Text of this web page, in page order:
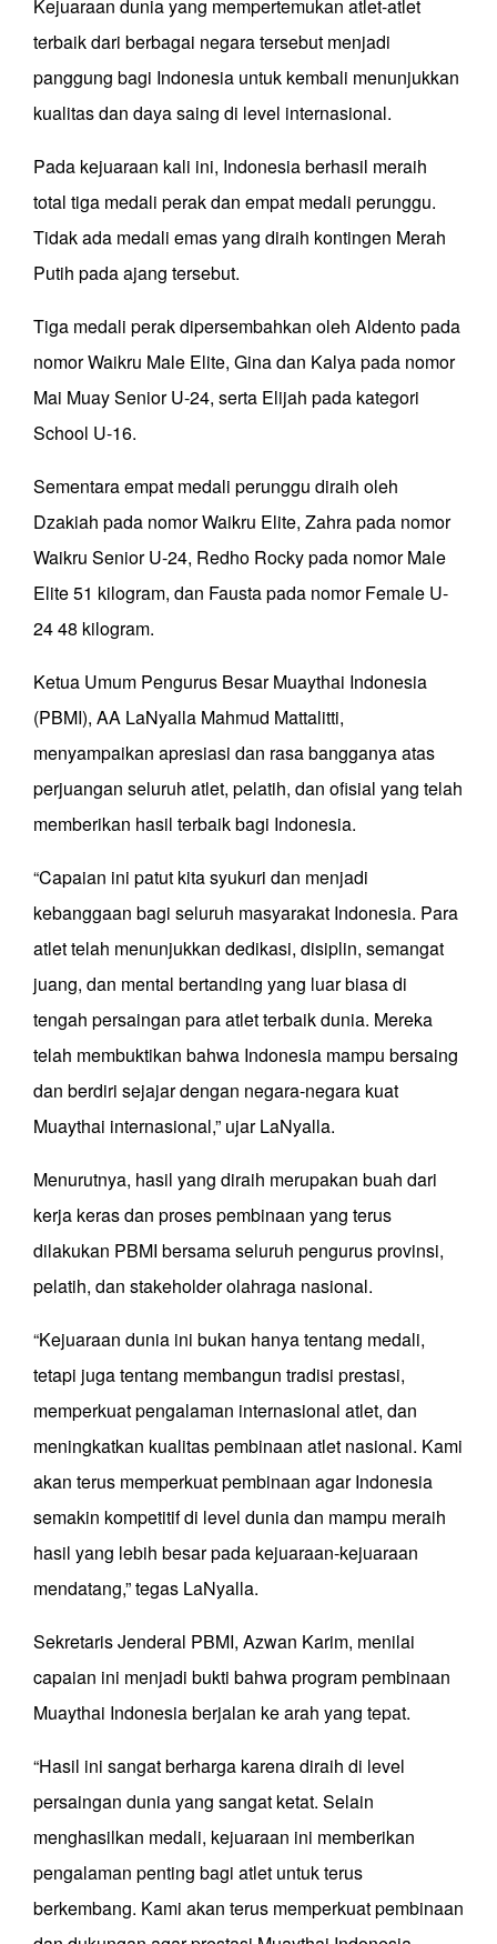
Kejuaraan dunia yang mempertemukan atlet-atlet
terbaik dari berbagai negara tersebut menjadi
panggung bagi Indonesia untuk kembali menunjukkan
kualitas dan daya saing di level internasional.
Pada kejuaraan kali ini, Indonesia berhasil meraih
total tiga medali perak dan empat medali perunggu.
Tidak ada medali emas yang diraih kontingen Merah
Putih pada ajang tersebut.
Tiga medali perak dipersembahkan oleh Aldento pada
nomor Waikru Male Elite, Gina dan Kalya pada nomor
Mai Muay Senior U-24, serta Elijah pada kategori
School U-16.
Sementara empat medali perunggu diraih oleh
Dzakiah pada nomor Waikru Elite, Zahra pada nomor
Waikru Senior U-24, Redho Rocky pada nomor Male
Elite 51 kilogram, dan Fausta pada nomor Female U-
24 48 kilogram.
Ketua Umum Pengurus Besar Muaythai Indonesia
(PBMI), AA LaNyalla Mahmud Mattalitti,
menyampaikan apresiasi dan rasa bangganya atas
perjuangan seluruh atlet, pelatih, dan ofisial yang telah
memberikan hasil terbaik bagi Indonesia.
“Capaian ini patut kita syukuri dan menjadi
kebanggaan bagi seluruh masyarakat Indonesia. Para
atlet telah menunjukkan dedikasi, disiplin, semangat
juang, dan mental bertanding yang luar biasa di
tengah persaingan para atlet terbaik dunia. Mereka
telah membuktikan bahwa Indonesia mampu bersaing
dan berdiri sejajar dengan negara-negara kuat
Muaythai internasional,” ujar LaNyalla.
Menurutnya, hasil yang diraih merupakan buah dari
kerja keras dan proses pembinaan yang terus
dilakukan PBMI bersama seluruh pengurus provinsi,
pelatih, dan stakeholder olahraga nasional.
“Kejuaraan dunia ini bukan hanya tentang medali,
tetapi juga tentang membangun tradisi prestasi,
memperkuat pengalaman internasional atlet, dan
meningkatkan kualitas pembinaan atlet nasional. Kami
akan terus memperkuat pembinaan agar Indonesia
semakin kompetitif di level dunia dan mampu meraih
hasil yang lebih besar pada kejuaraan-kejuaraan
mendatang,” tegas LaNyalla.
Sekretaris Jenderal PBMI, Azwan Karim, menilai
capaian ini menjadi bukti bahwa program pembinaan
Muaythai Indonesia berjalan ke arah yang tepat.
“Hasil ini sangat berharga karena diraih di level
persaingan dunia yang sangat ketat. Selain
menghasilkan medali, kejuaraan ini memberikan
pengalaman penting bagi atlet untuk terus
berkembang. Kami akan terus memperkuat pembinaan